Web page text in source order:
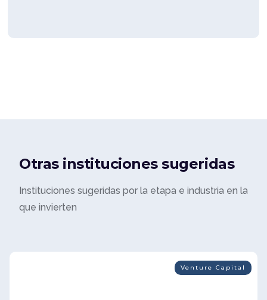
Otras instituciones sugeridas
Instituciones sugeridas por la etapa e industria en la
que invierten
Venture Capital